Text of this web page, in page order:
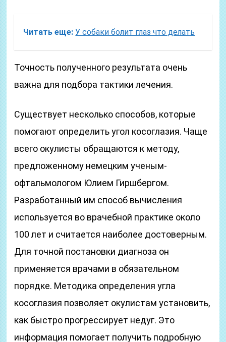
Читать еще: У собаки болит глаз что делать
Точность полученного результата очень
важна для подбора тактики лечения.
Существует несколько способов, которые
помогают определить угол косоглазия. Чаще
всего окулисты обращаются к методу,
предложенному немецким ученым-
офтальмологом Юлием Гиршбергом.
Разработанный им способ вычисления
используется во врачебной практике около
100 лет и считается наиболее достоверным.
Для точной постановки диагноза он
применяется врачами в обязательном
порядке. Методика определения угла
косоглазия позволяет окулистам установить,
как быстро прогрессирует недуг. Это
информация помогает получить подробную